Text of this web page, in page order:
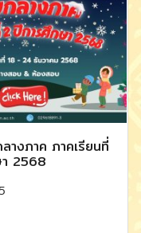
างภาค ภาคเรียนที่
2568